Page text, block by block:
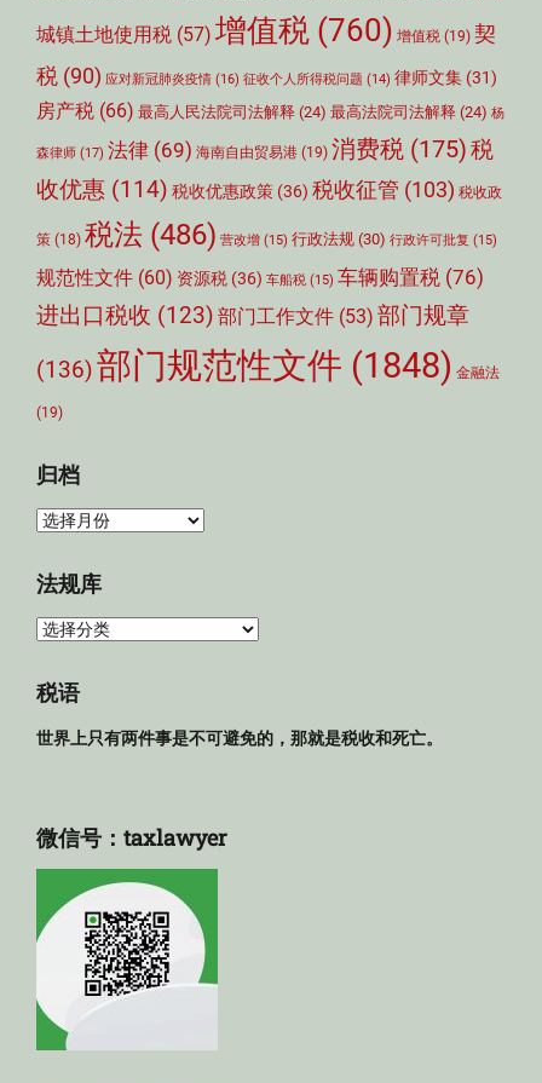
城镇土地使用税 (57) 增值税 (760) 增值税 (19) 契
税 (90) 应对新冠肺炎疫情 (16) 征收个人所得税问题 (14) 律师文集 (31)
房产税 (66) 最高人民法院司法解释 (24) 最高法院司法解释 (24) 杨
森律师 (17) 法律 (69) 海南自由贸易港 (19) 消费税 (175)税
收优惠 (114) 税收优惠政策 (36) 税收征管 (103) 税收政
策 (18) 税法 (486) 营改增 (15) 行政法规 (30) 行政许可批复 (15)
规范性文件 (60) 资源税 (36) 车船税 (15) 车辆购置税 (76)
进出口税收 (123) 部门工作文件 (53) 部门规章
(136)部门规范性文件 (1848) 金融法
(19)
归档
归
法规库
法
库
税语
世界上只有两件事是不可避免的，那就是税收和死亡。
微信号：taxlawyer